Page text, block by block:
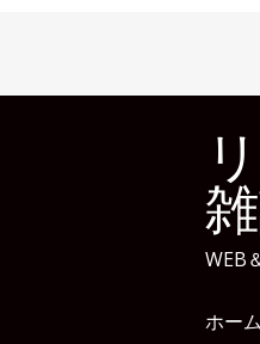
WEB
ホーム